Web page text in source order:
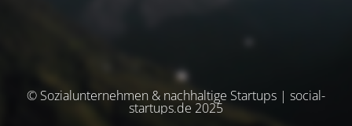
© Sozialunternehmen & nachhaltige Startups | social-
startups.de 2025